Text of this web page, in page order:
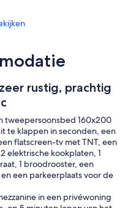
rustig, prachtig
tweepersoonsbed 160x200
te klappen in seconden, een
flatscreen-tv met TNT, een
elektrische kookplaten, 1
1 broodrooster, een
een parkeerplaats voor de
in een privéwoning